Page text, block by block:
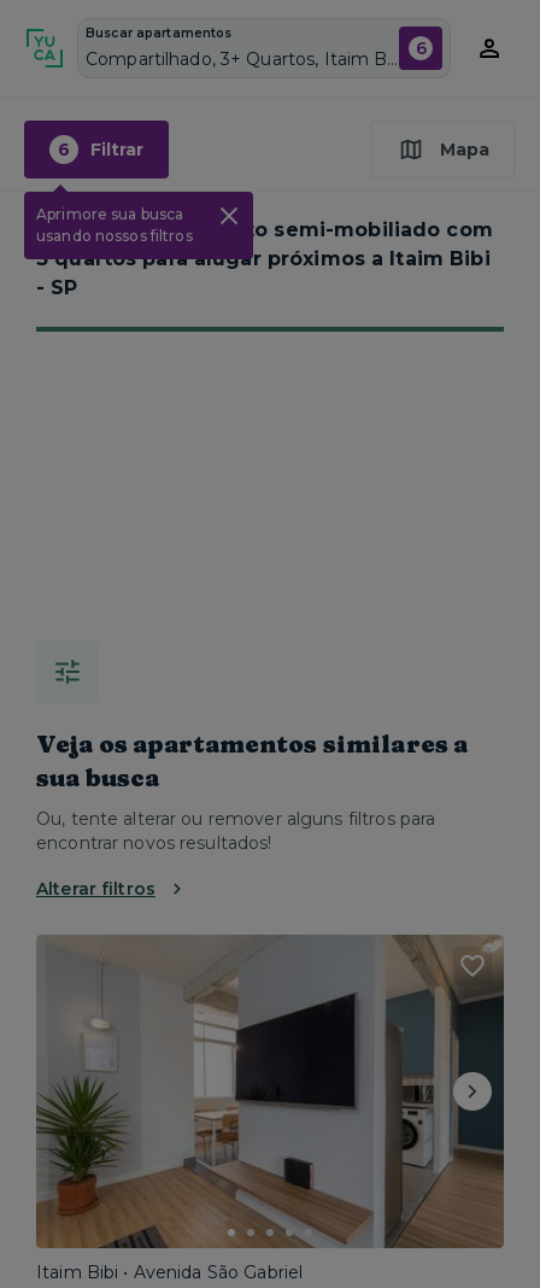
Buscar apartamentos
Compartilhado, 3+ Quartos, Itaim Bibi, Vagas de garagem: Sim, Semi mobiliado, Piscina 6
6 Filtrar
Aprimore sua busca
usando nossos filtros
Mapa
Nenhum apartamento semi-mobiliado com
3 quartos para alugar próximos a Itaim Bibi
- SP
Veja os apartamentos similares a
sua busca
Ou, tente alterar ou remover alguns filtros para
encontrar novos resultados!
Alterar filtros
Itaim Bibi • Avenida São Gabriel